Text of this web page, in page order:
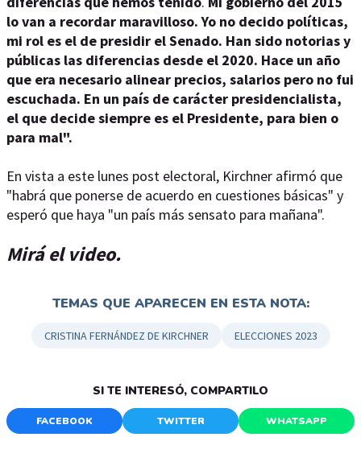
lo van a recordar maravilloso. Yo no decido políticas,
mi rol es el de presidir el Senado. Han sido notorias y
públicas las diferencias desde el 2020. Hace un año
que era necesario alinear precios, salarios pero no fui
escuchada. En un país de carácter presidencialista,
el que decide siempre es el Presidente, para bien o
para mal".
En vista a este lunes post electoral, Kirchner afirmó que
"habrá que ponerse de acuerdo en cuestiones básicas" y
esperó que haya "un país más sensato para mañana".
Mirá el video.
TEMAS QUE APARECEN EN ESTA NOTA:
CRISTINA FERNÁNDEZ DE KIRCHNER ELECCIONES 2023
SI TE INTERESÓ, COMPARTILO
FACEBOOK TWITTER WHATSAPP